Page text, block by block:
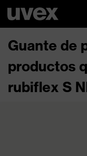
Guante de
productos
rubiflex S